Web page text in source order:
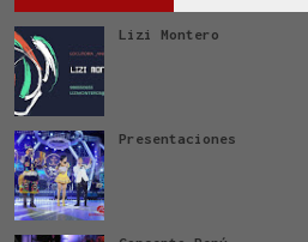
Lizi Montero
Presentaciones